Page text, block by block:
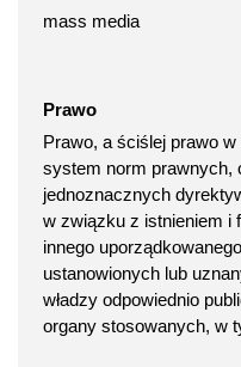
mass media
Prawo
Prawo, a ściślej prawo
system norm prawnych,
jednoznacznych
w związku z istnieniem i
innego
ustanowionych lub
władzy odpowiednio
organy stosowanych, w